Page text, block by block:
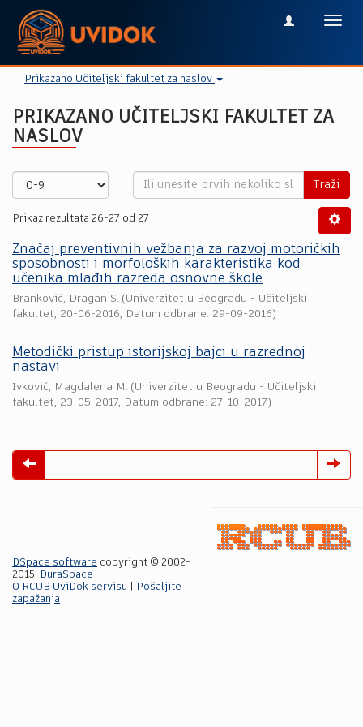
Prikazano Učiteljski fakultet za naslov
PRIKAZANO UČITELJSKI FAKULTET ZA
NASLOV
Traži
Prikaz rezultata 26-27 od 27
Značaj preventivnih vežbanja za razvoj motoričkih
sposobnosti i morfoloških karakteristika kod
učenika mlađih razreda osnovne škole
Branković, Dragan S. (Univerzitet u Beogradu - Učiteljski
fakultet, 20-06-2016, Datum odbrane: 29-09-2016)
Мetodički pristup istorijskoj bajci u razrednoj
nastavi
Ivković, Magdalena M. (Univerzitet u Beogradu - Učiteljski
fakultet, 23-05-2017, Datum odbrane: 27-10-2017)
DSpace software copyright © 2002-
2015
DuraSpace
O RCUB UviDok servisu
Pošaljite
zapažanja